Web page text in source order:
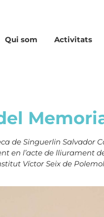
Qui som Activitats
de Singuerlin Salvador
en l’acte de lliurament
Víctor Seix de